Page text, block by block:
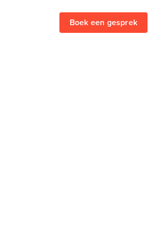
Boek een gesprek